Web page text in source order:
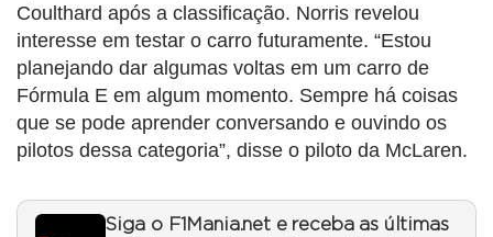
Coulthard após a classificação. Norris revelou
interesse em testar o carro futuramente. “Estou
planejando dar algumas voltas em um carro de
Fórmula E em algum momento. Sempre há coisas
que se pode aprender conversando e ouvindo os
pilotos dessa categoria”, disse o piloto da McLaren.
Siga o F1Mania.net e receba as últimas